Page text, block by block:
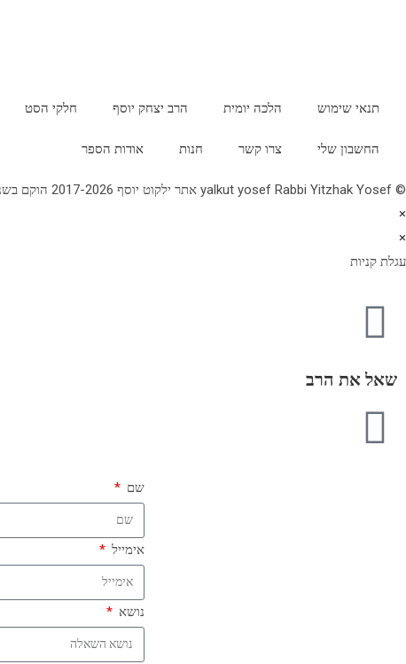
תנאי שימוש הלכה יומית הרב יצחק יוסף חלקי הסט
החשבון שלי צרו קשר חנות אודות הספר
© yalkut yosef Rabbi Yitzhak Yosef אתר ילקוט יוסף 2017-2026 הוקם בשנת תשע"ז - באתר הלכה יומית • עלון עין יצחק • גלריה • ספרי מרן הראש"ל • השיעור השבועי 077-2249906
×
×
עגלת קניות
שאל את הרב
שם
אימייל
נושא